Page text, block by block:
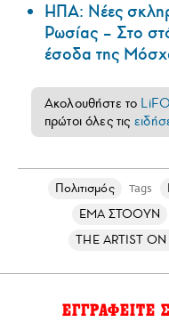
ΗΠΑ: Nέες
Ρωσίας – Στο
έσοδα της
Ακολουθήστε το
πρώτοι όλες τις
Πολιτισμός Tags
ΕΜΑ ΣΤΟΟΥΝ
THE ARTIST
ΕΓΓΡΑΦΕΙΤΕ